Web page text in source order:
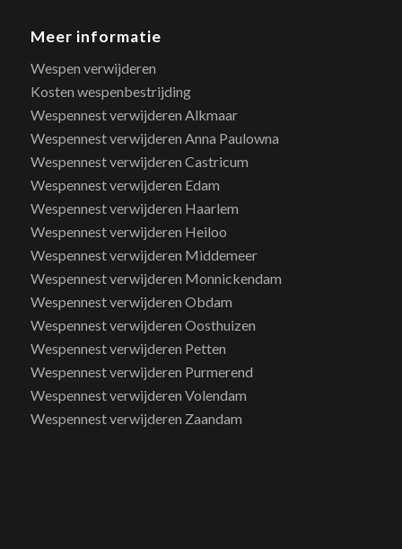
Meer informatie
Wespen verwijderen
Kosten wespenbestrijding
Wespennest verwijderen Alkmaar
Wespennest verwijderen Anna Paulowna
Wespennest verwijderen Castricum
Wespennest verwijderen Edam
Wespennest verwijderen Haarlem
Wespennest verwijderen Heiloo
Wespennest verwijderen Middemeer
Wespennest verwijderen Monnickendam
Wespennest verwijderen Obdam
Wespennest verwijderen Oosthuizen
Wespennest verwijderen Petten
Wespennest verwijderen Purmerend
Wespennest verwijderen Volendam
Wespennest verwijderen Zaandam